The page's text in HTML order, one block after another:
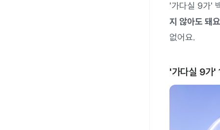
'가다실 9가'
지 않아도 돼
없어요.
'가다실 9가'